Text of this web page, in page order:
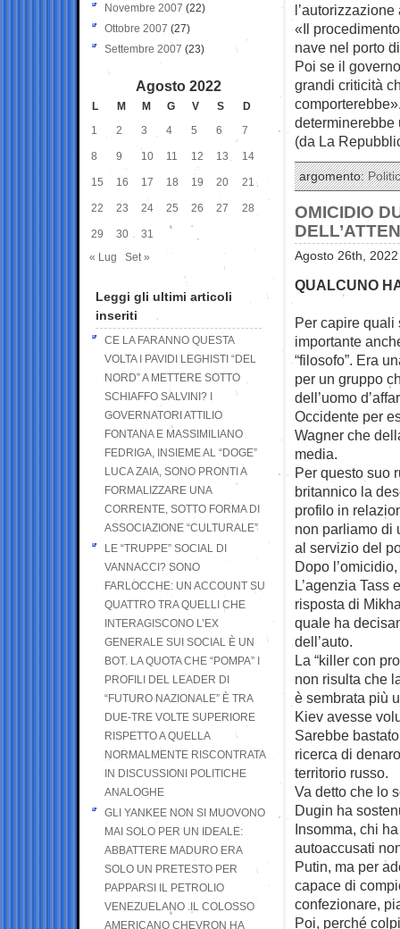
«Il
nave nel porto
Poi se il
grandi criticità
determinerebbe
(da La
argomento:
OMICIDIO
Agosto 26th,
QUALCUNO
Per capire quali
importante
“filosofo”. Era
per un gruppo
dell’uomo
Occidente per
Wagner che
media.
Per questo suo
britannico la
profilo in
non parliamo di
al servizio del
Dopo
L’agenzia Tass
risposta di
quale ha
dell’auto.
La “killer con
non risulta che
è sembrata più
Kiev avesse
Sarebbe
ricerca di
territorio russo.
Va detto che lo
Dugin ha
Insomma, chi
autoaccusati
Putin, ma per
capace di
confezionare,
Poi, perché
Novembre 2007 (22)
Ottobre 2007 (27)
Settembre 2007 (23)
Agosto 2022
L M M G V S
D
1
2 3 4 5 6 7
8 9 10 11 12 13 14
15 16 17 18 19 20 21
22 23 24 25 26 27 28
29 30
31
« Lug
Set »
Leggi gli ultimi articoli
inseriti
CE LA FARANNO QUESTA
VOLTA I PAVIDI LEGHISTI “DEL
NORD” A METTERE SOTTO
SCHIAFFO SALVINI? I
GOVERNATORI ATTILIO
FONTANA E MASSIMILIANO
FEDRIGA, INSIEME AL “DOGE”
LUCA ZAIA, SONO PRONTI A
FORMALIZZARE UNA
CORRENTE, SOTTO FORMA DI
ASSOCIAZIONE “CULTURALE”
LE “TRUPPE” SOCIAL DI
VANNACCI? SONO
FARLOCCHE: UN ACCOUNT SU
QUATTRO TRA QUELLI CHE
INTERAGISCONO L’EX
GENERALE SUI SOCIAL È UN
BOT. LA QUOTA CHE “POMPA” I
PROFILI DEL LEADER DI
“FUTURO NAZIONALE” È TRA
DUE-TRE VOLTE SUPERIORE
RISPETTO A QUELLA
NORMALMENTE RISCONTRATA
IN DISCUSSIONI POLITICHE
ANALOGHE
GLI YANKEE NON SI MUOVONO
MAI SOLO PER UN IDEALE:
ABBATTERE MADURO ERA
SOLO UN PRETESTO PER
PAPPARSI IL PETROLIO
VENEZUELANO .IL COLOSSO
AMERICANO CHEVRON HA